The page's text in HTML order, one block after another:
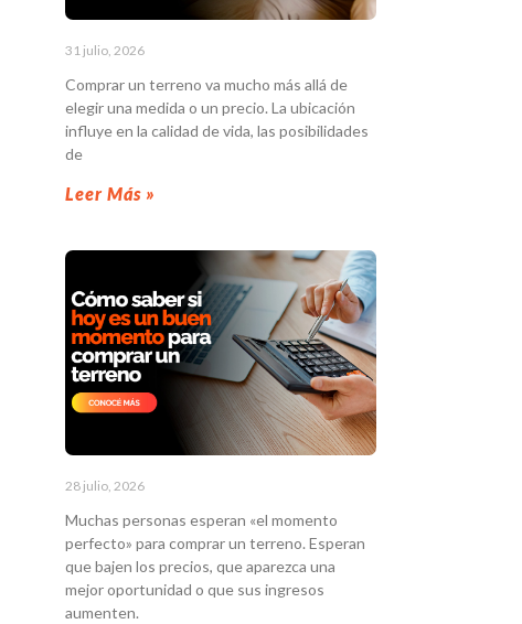
31 julio, 2026
Comprar un terreno va mucho más allá de
elegir una medida o un precio. La ubicación
influye en la calidad de vida, las posibilidades
de
Leer Más »
28 julio, 2026
Muchas personas esperan «el momento
perfecto» para comprar un terreno. Esperan
que bajen los precios, que aparezca una
mejor oportunidad o que sus ingresos
aumenten.